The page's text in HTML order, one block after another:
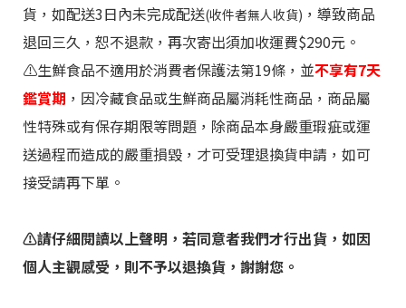
貨，如配送3日內未完成配送(收件者無人收貨) ，導致商品
退回三久，恕不退款，再次寄出須加收運費$290元。
⚠️生鮮食品不適用於消費者保護法第19條，並不享有7天
鑑賞期 ，因冷藏食品或生鮮商品屬消耗性商品，商品屬
性特殊或有保存期限等問題，除商品本身嚴重瑕疵或運
送過程而造成的嚴重損毀，才可受理退換貨申請，如可
接受請再下單。
⚠️請仔細閱讀以上聲明，若同意者我們才行出貨，如因
個人主觀感受，則不予以退換貨，謝謝您。